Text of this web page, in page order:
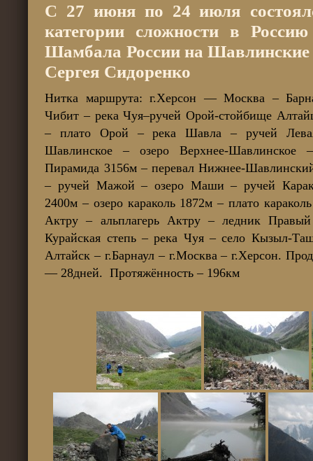
C 27 июня по 24 июля
категории сложности в
Шамбала России на Шавлинские
Сергея Сидоренко
Нитка маршрута: г.Херсон — Москва –
Чибит – река Чуя–ручей Орой-стойбище
– плато Орой – река Шавла – ручей
Шавлинское – озеро Верхнее-
Пирамида 3156м – перевал Нижнее-
– ручей Мажой – озеро Маши – ручей
2400м – озеро караколь 1872м – плато
Актру – альплагерь Актру – ледник
Курайская степь – река Чуя – село Кызыл-
Алтайск – г.Барнаул – г.Москва – г.Херсон.
— 28дней. Протяжённость – 196км